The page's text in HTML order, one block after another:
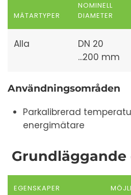
MÄTARTYPER
NOMINELL
DIAMETER
Alla
DN 20
...200 mm
Användningsområden
Parkalibrerad
energimätare
Grundläggande
EGENSKAPER